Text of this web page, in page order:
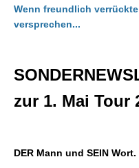
Wenn freundlich
versprechen...
zur 1. Mai Tour
DER Mann und SEIN Wort.